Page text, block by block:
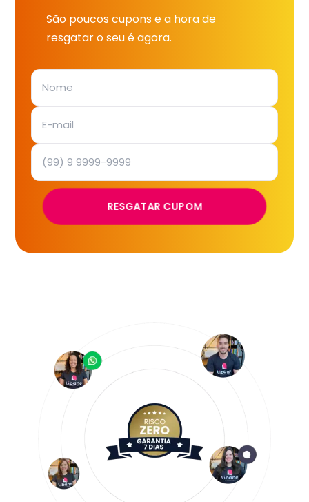
São poucos cupons e a hora de
resgatar o seu é agora.
RESGATAR CUPOM